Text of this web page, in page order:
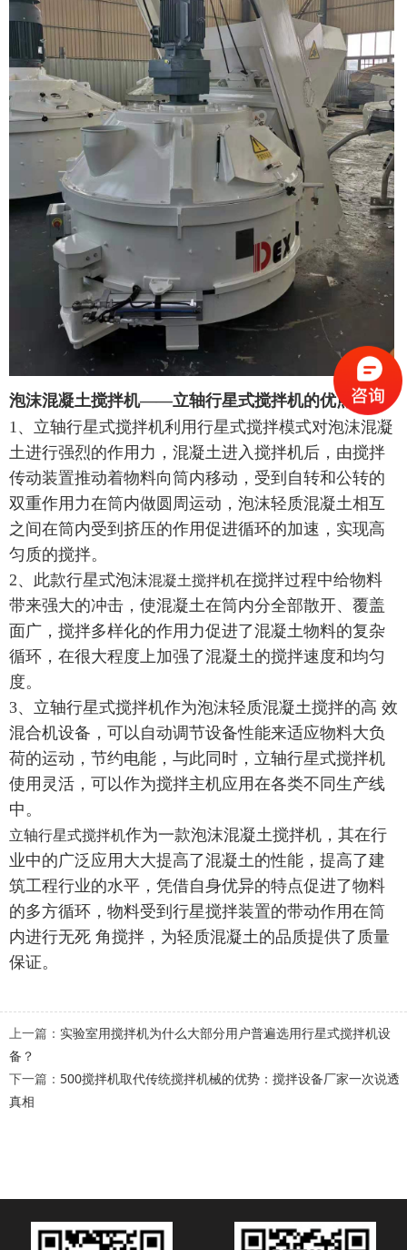
泡沫混凝土搅拌机——立轴行星式搅拌机的优点
1、立轴行星式搅拌机利用行星式搅拌模式对泡沫混凝
土进行强烈的作用力，混凝土进入搅拌机后，由搅拌
传动装置推动着物料向筒内移动，受到自转和公转的
双重作用力在筒内做圆周运动，泡沫轻质混凝土相互
之间在筒内受到挤压的作用促进循环的加速，实现高
匀质的搅拌。
2、此款行星式泡沫混凝土搅拌机在搅拌过程中给物料
带来强大的冲击，使混凝土在筒内分全部散开、覆盖
面广，搅拌多样化的作用力促进了混凝土物料的复杂
循环，在很大程度上加强了混凝土的搅拌速度和均匀
度。
3、立轴行星式搅拌机作为泡沫轻质混凝土搅拌的高 效
混合机设备，可以自动调节设备性能来适应物料大负
荷的运动，节约电能，与此同时，立轴行星式搅拌机
使用灵活，可以作为搅拌主机应用在各类不同生产线
中。
立轴行星式搅拌机作为一款泡沫混凝土搅拌机，其在行
业中的广泛应用大大提高了混凝土的性能，提高了建
筑工程行业的水平，凭借自身优异的特点促进了物料
的多方循环，物料受到行星搅拌装置的带动作用在筒
内进行无死 角搅拌，为轻质混凝土的品质提供了质量
保证。
上一篇： 实验室用搅拌机为什么大部分用户普遍选用行星式搅拌机设
备？
下一篇： 500搅拌机取代传统搅拌机械的优势：搅拌设备厂家一次说透
真相